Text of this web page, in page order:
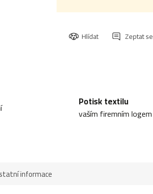
cena:
Zeptat se
Hlídat
Potisk textilu
vaším firemním logem
informace